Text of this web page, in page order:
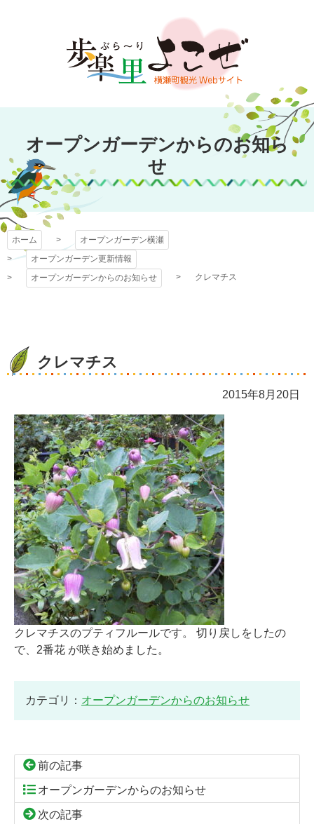
文
キ
プ
オープンガーデン
横瀬
オープンガーデンからのお知ら
せ
ホーム
オープンガーデン横瀬
オープンガーデン更新情報
オープンガーデンからのお知らせ
クレマチス
クレマチス
2015年8月20日
クレマチスのプティフルールです。 切り戻しをしたの
で、2番花 が咲き始めました。
カテゴリ： オープンガーデンからのお知らせ
前の記事
オープンガーデンからのお知らせ
次の記事